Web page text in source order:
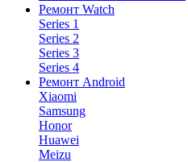
Ремонт Watch
Series 1
Series 2
Series 3
Series 4
Ремонт Android
Xiaomi
Samsung
Honor
Huawei
Meizu